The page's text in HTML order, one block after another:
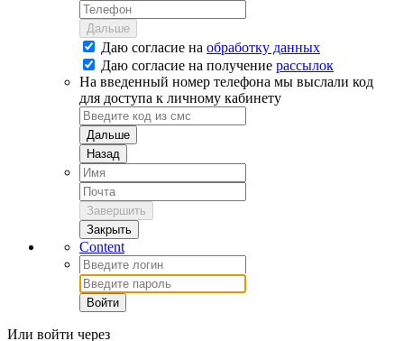
Дальше
Даю согласие на обработку данных
Даю согласие на получение рассылок
На введенный номер телефона мы выслали код
для доступа к личному кабинету
Дальше
Назад
Завершить
Закрыть
Content
Войти
Или войти через